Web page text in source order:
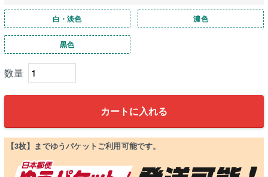
白・淡色 濃色
黒色
カートに入れる
【3枚】までゆうパケットご利用可能です。